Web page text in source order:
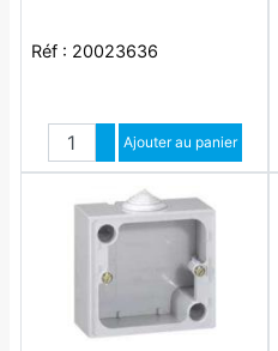
Réf : 20023636
Quantité
Augmenter quantité
Diminuer quantité
Ajouter au panier